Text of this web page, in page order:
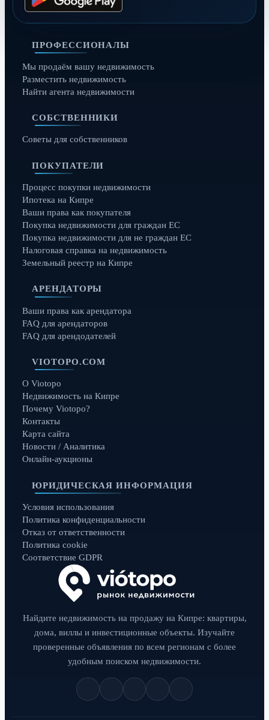
ПРОФЕССИОНАЛЫ
Мы продаём вашу недвижимость
Разместить недвижимость
Найти агента недвижимости
СОБСТВЕННИКИ
Советы для собственников
ПОКУПАТЕЛИ
Процесс покупки недвижимости
Ипотека на Кипре
Ваши права как покупателя
Покупка недвижимости для граждан ЕС
Покупка недвижимости для не граждан ЕС
Налоговая справка на недвижимость
Земельный реестр на Кипре
АРЕНДАТОРЫ
Ваши права как арендатора
FAQ для арендаторов
FAQ для арендодателей
VIOTOPO.COM
О Viotopo
Недвижимость на Кипре
Почему Viotopo?
Контакты
Карта сайта
Новости / Аналитика
Онлайн-аукционы
ЮРИДИЧЕСКАЯ ИНФОРМАЦИЯ
Условия использования
Политика конфиденциальности
Отказ от ответственности
Политика cookie
Соответствие GDPR
Найдите недвижимость на продажу на Кипре: квартиры,
дома, виллы и инвестиционные объекты. Изучайте
проверенные объявления по всем регионам с более
удобным поиском недвижимости.